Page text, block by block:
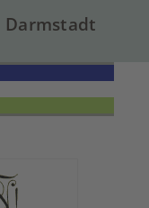
Darmstadt